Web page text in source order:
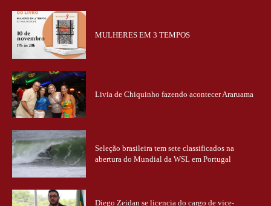
MULHERES EM 3 TEMPOS
Livia de Chiquinho fazendo acontecer Araruama
Seleção brasileira tem sete classificados na
abertura do Mundial da WSL em Portugal
Diego Zeidan se licencia do cargo de vice-